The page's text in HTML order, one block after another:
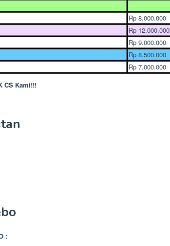
Rp 8.000.000
Rp 12.000.000
Rp 9.000.000
Rp 8.500.000
Rp 7.000.000
CS Kami!!!
: